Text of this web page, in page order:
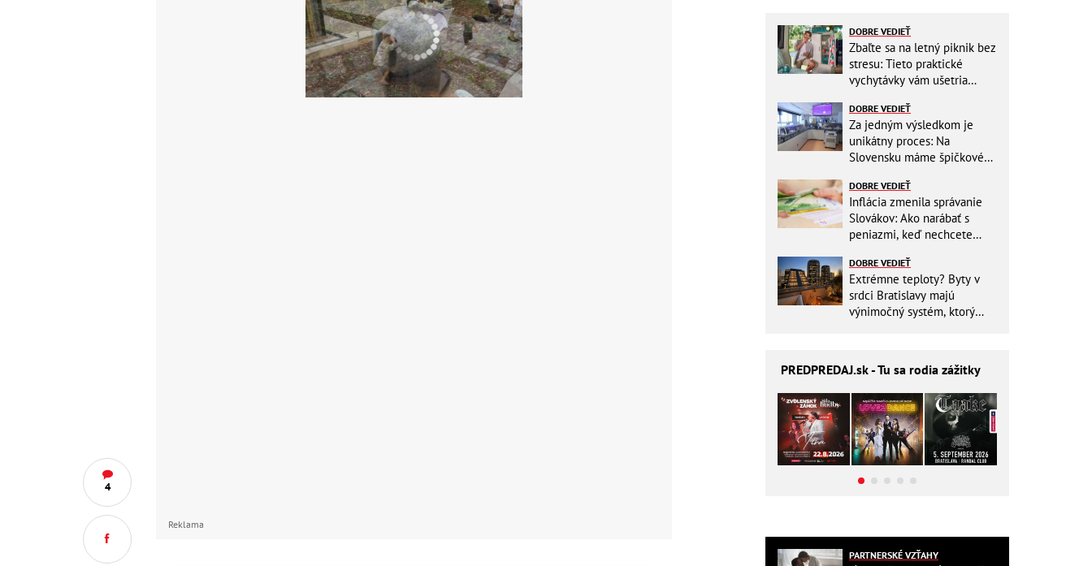
4
Reklama
DOBRE VEDIEŤ
Zbaľte sa na letný piknik bez
stresu: Tieto praktické
vychytávky vám ušetria
DOBRE VEDIEŤ
Za jedným výsledkom je
unikátny proces: Na
Slovensku máme špičkové
DOBRE VEDIEŤ
Inflácia zmenila správanie
Slovákov: Ako narábať s
peniazmi, keď nechcete
DOBRE VEDIEŤ
Extrémne teploty? Byty v
srdci Bratislavy majú
výnimočný systém, ktorý
PREDPREDAJ.sk - Tu sa rodia zážitky
PARTNERSKÉ VZŤAHY